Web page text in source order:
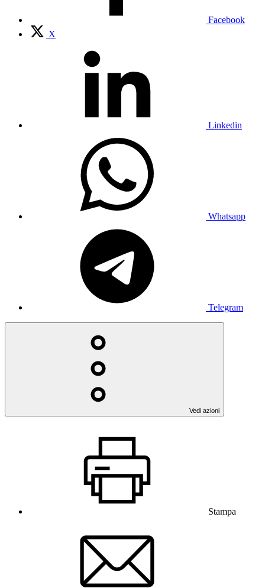
Facebook
X
Linkedin
Whatsapp
Telegram
Vedi azioni
Stampa